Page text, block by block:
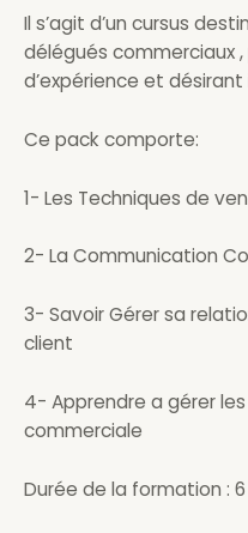
Il s’agit d’un cursus
délégués commerciaux
d’expérience et
Ce pack comporte:
1- Les Techniques de
2- La Communication
3- Savoir Gérer sa
client
4- Apprendre a gérer
commerciale
Durée de la formation :